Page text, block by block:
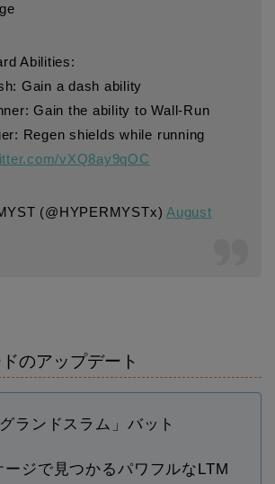
Abilities:
Gain a dash ability
Gain the ability to Wall-Run
Regen shields while running
vXQ8ay9qOC
(@HYPERMYSTx)August
のアップデート
ランドスラム」バット
ージで見つかるパワフルなLTM